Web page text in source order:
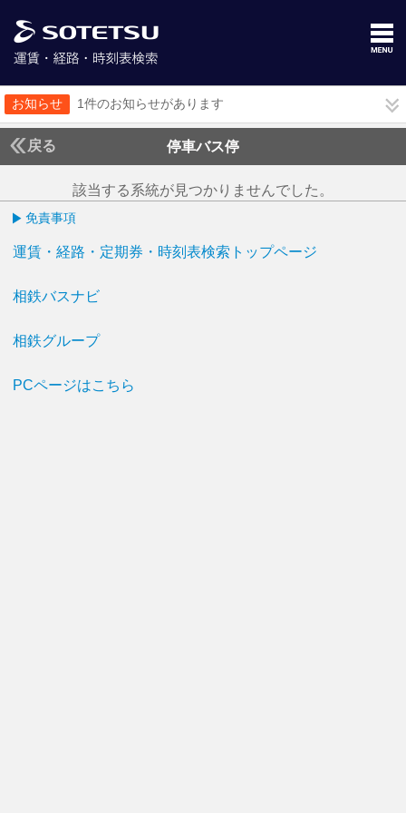
お知らせ 1件のお知らせがあります
戻る 停車バス停
該当する系統が見つかりませんでした。
免責事項
運賃・経路・定期券・時刻表検索トップページ
相鉄バスナビ
相鉄グループ
PCページはこちら